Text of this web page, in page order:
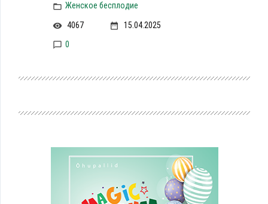
Женское бесплодие
4067 15.04.2025
0